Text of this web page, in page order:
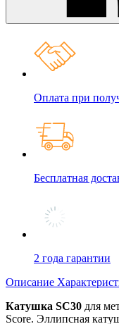
Оплата при
Бесплатная
2 года гарантии
Описание
Катушка SC30 для
Score. Эллипсная